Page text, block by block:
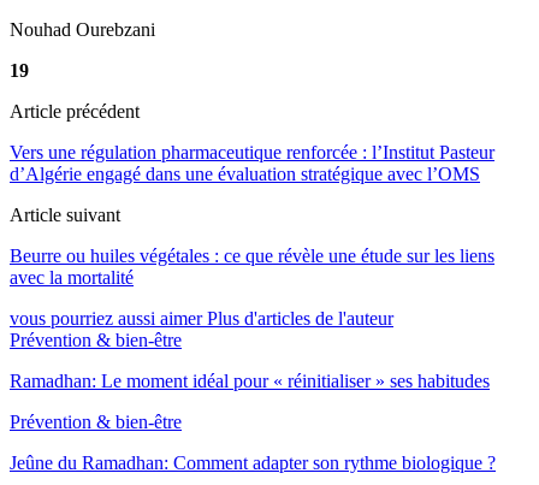
Nouhad Ourebzani
19
Article précédent
Vers une régulation pharmaceutique renforcée : l’Institut Pasteur
d’Algérie engagé dans une évaluation stratégique avec l’OMS
Article suivant
Beurre ou huiles végétales : ce que révèle une étude sur les liens
avec la mortalité
vous pourriez aussi aimer Plus d'articles de l'auteur
Prévention & bien-être
Ramadhan: Le moment idéal pour « réinitialiser » ses habitudes
Prévention & bien-être
Jeûne du Ramadhan: Comment adapter son rythme biologique ?